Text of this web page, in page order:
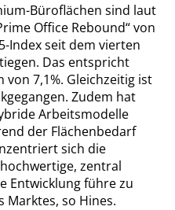
Büroflächen sind laut
Office Rebound“ von
Index seit dem vierten
Das entspricht
7,1%. Gleichzeitig ist
Zudem hat
Arbeitsmodelle
der Flächenbedarf
sich die
zentral
Entwicklung führe zu
Marktes, so Hines.